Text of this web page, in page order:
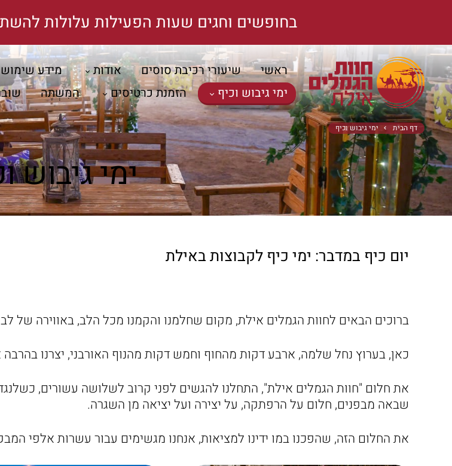
בחופשים וחגים שעות הפעילות עלולות
ראשי שיעורי רכיבת סוסים אודות מידע
ימי גיבוש וכיף
הזמנת כרטיסים הַמִּשְׁתֶּה
דף הבית ימי גיבוש וכיף
ימי גיבוש
יום כיף במדבר: ימי כיף לקבוצות באילת
ברוכים הבאים לחוות הגמלים אילת, מקום שחלמנו והקמנו מכל הלב, באווירה של
כאן, בערוץ נחל שלמה, ארבע דקות מהחוף וחמש דקות מהנוף האורבני, יצרנו בהרבה
את חלום "חוות הגמלים אילת", התחלנו להגשים לפני קרוב לשלושה עשורים,
שבאה מבפנים, חלום על הרפתקה, על יצירה ועל יציאה מן השגרה.
את החלום הזה, שהפכנו במו ידינו למציאות, אנחנו מגשימים עבור עשרות אלפי